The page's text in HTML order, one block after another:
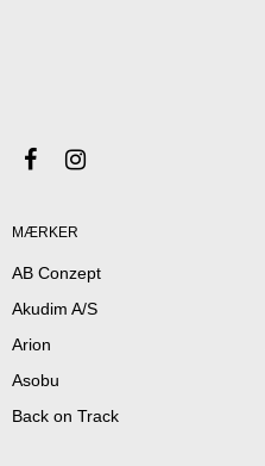
MÆRKER
AB Conzept
Akudim A/S
Arion
Asobu
Back on Track